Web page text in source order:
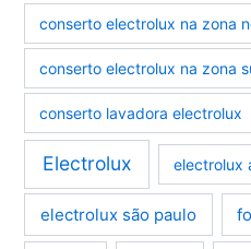
conserto electrolux na zona
conserto electrolux na zona
conserto lavadora electrolux
Electrolux electrolux
electrolux são paulo